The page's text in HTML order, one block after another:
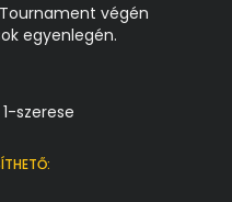
végén
egyenlegén.
szerese